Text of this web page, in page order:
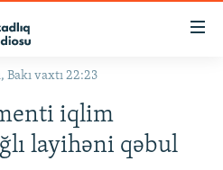
Bakı vaxtı 22:23
iqlim
layihəni qəbul